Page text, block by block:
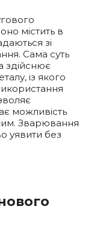
містить в
зі
Сама суть
здійснює
із якого
можливість
Зварювання
уявити без